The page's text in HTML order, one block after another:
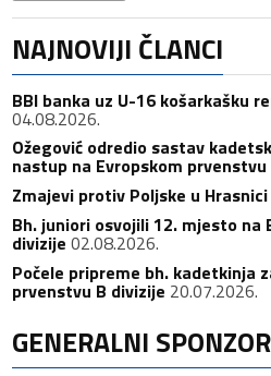
NAJNOVIJI ČLANCI
BBI banka uz U-16 košarkašku
04.08.2026.
Ožegović odredio sastav
nastup na Evropskom
Zmajevi protiv Poljske u
Bh. juniori osvojili 12. mjesto na
divizije 02.08.2026.
Počele pripreme bh. kadetkinja
prvenstvu B divizije 20.07.2026.
GENERALNI SPONZOR